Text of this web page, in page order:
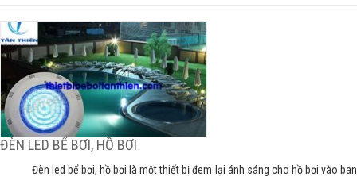
ĐÈN LED BỂ BƠI, HỒ BƠI
Đèn led bể bơi, hồ bơi là một thiết bị đem lại ánh sáng cho hồ bơi vào ban